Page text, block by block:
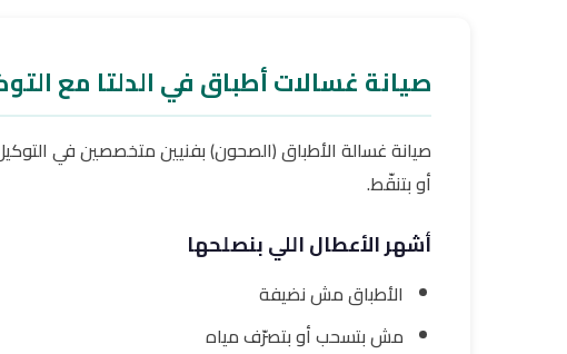
صيانة غسالات أطباق في الدلتا مع
صيانة غسالة الأطباق (الصحون) بفنيين متخصصين في
أو بتنقّط.
أشهر الأعطال اللي بنصلحها
الأطباق مش نضيفة
مش بتسحب أو بتصرّف مياه